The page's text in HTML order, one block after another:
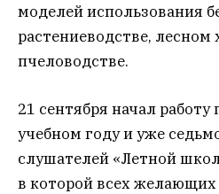
моделей использования
растениеводстве, лесном
пчеловодстве.
21 сентября начал
учебном году и уже
слушателей «Летной
в которой всех